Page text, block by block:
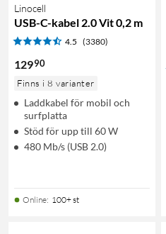
Linocell
USB-C-kabel 2.0 Vit 0,2 m
4.5 (3380)
12990
Finns i 8 varianter
Laddkabel för mobil och
surfplatta
Stöd för upp till 60 W
480 Mb/s (USB 2.0)
Online: 100+ st